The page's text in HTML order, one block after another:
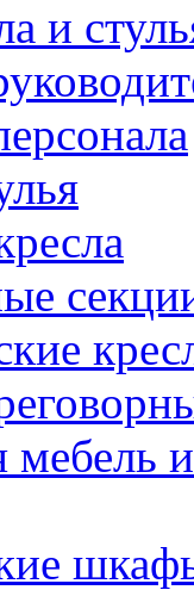
и
мебель